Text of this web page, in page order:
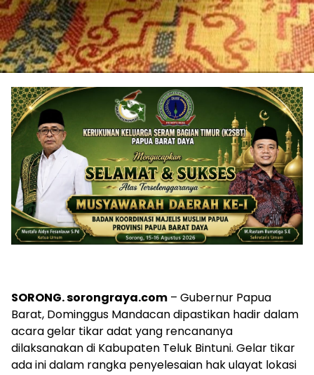
SORONG. sorongraya.com – Gubernur Papua
Barat, Dominggus Mandacan dipastikan hadir dalam
acara gelar tikar adat yang rencananya
dilaksanakan di Kabupaten Teluk Bintuni. Gelar tikar
ada ini dalam rangka penyelesaian hak ulayat lokasi